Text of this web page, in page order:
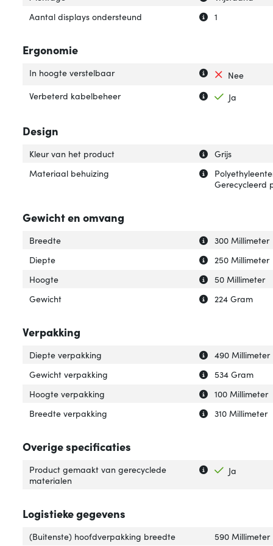
Uitleg over
Verberg uitleg
Aantal displays ondersteund 1
Ergonomie
Uitleg over 'In
Verberg uitleg
In hoogte verstelbaar
Nee
Uitleg over
Verberg uitleg
Verbeterd kabelbeheer Ja
Design
Uitleg over
Verberg uitleg
Kleur van het product
Grijs
Uitleg over
Verberg uitleg
Materiaal behuizing
Gerecycleerd
Gewicht en omvang
Uitleg over
Verberg uitleg
Breedte
300 Millimeter
Uitleg over
Verberg uitleg
Diepte
250 Millimeter
Uitleg over
Verberg uitleg
Hoogte
50 Millimeter
Uitleg over
Verberg uitleg
Gewicht 224 Gram
Verpakking
Uitleg over
Verberg uitleg
Diepte verpakking
490 Millimeter
Uitleg over
Verberg uitleg
Gewicht verpakking
534 Gram
Uitleg over
Verberg uitleg
Hoogte verpakking
100 Millimeter
Uitleg over
Verberg uitleg
Breedte verpakking 310 Millimeter
Overige specificaties
Uitleg over
Verberg uitleg
Product gemaakt van gerecyclede
materialen
Ja
Logistieke gegevens
(Buitenste) hoofdverpakking breedte 590 Millimeter